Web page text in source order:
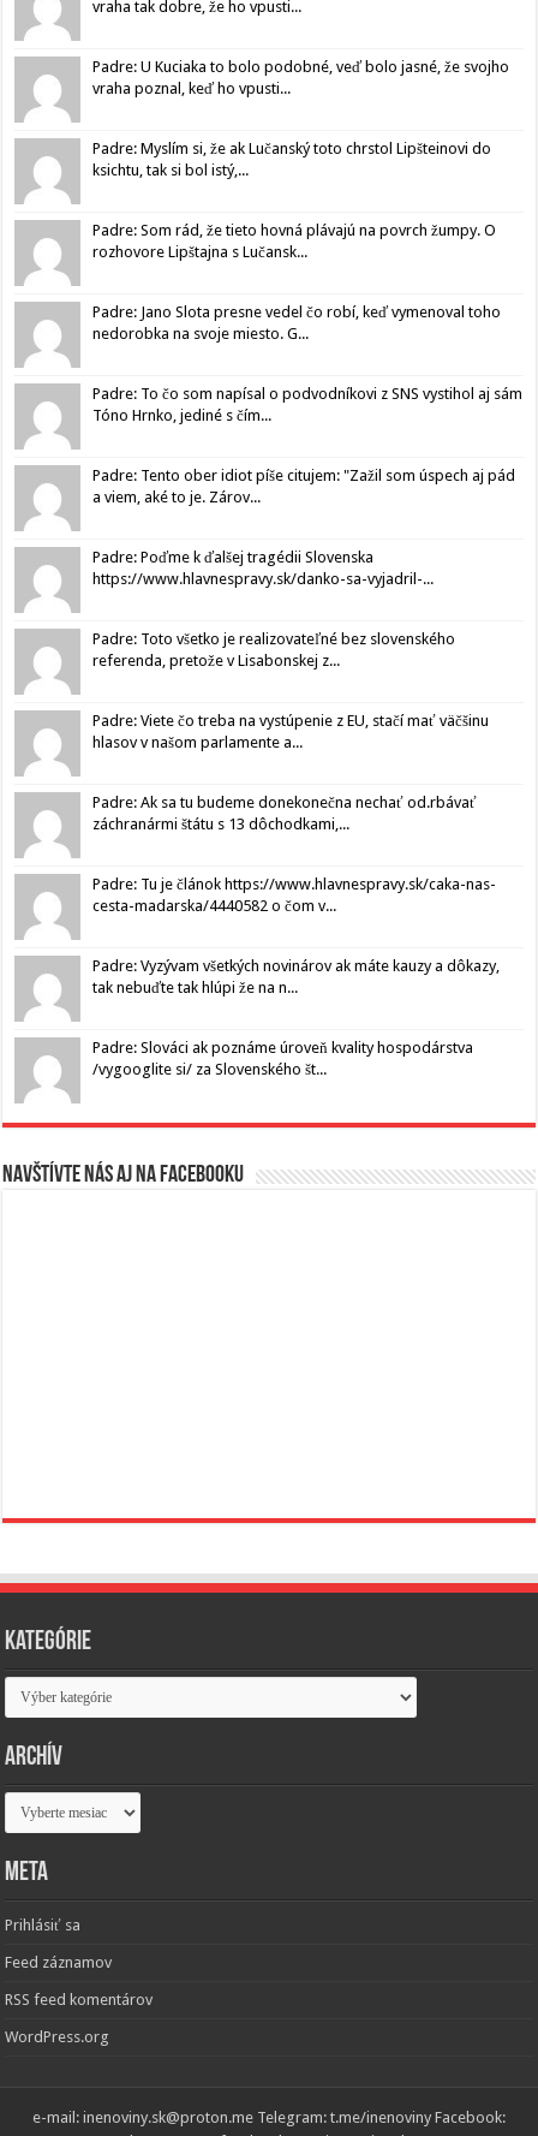
vraha tak dobre, že ho vpusti...
Padre: U Kuciaka to bolo podobné, veď bolo jasné, že svojho
vraha poznal, keď ho vpusti...
Padre: Myslím si, že ak Lučanský toto chrstol Lipšteinovi do
ksichtu, tak si bol istý,...
Padre: Som rád, že tieto hovná plávajú na povrch žumpy. O
rozhovore Lipštajna s Lučansk...
Padre: Jano Slota presne vedel čo robí, keď vymenoval toho
nedorobka na svoje miesto. G...
Padre: To čo som napísal o podvodníkovi z SNS vystihol aj sám
Tóno Hrnko, jediné s čím...
Padre: Tento ober idiot píše citujem: "Zažil som úspech aj pád
a viem, aké to je. Zárov...
Padre: Poďme k ďalšej tragédii Slovenska
https://www.hlavnespravy.sk/danko-sa-vyjadril-...
Padre: Toto všetko je realizovateľné bez slovenského
referenda, pretože v Lisabonskej z...
Padre: Viete čo treba na vystúpenie z EU, stačí mať väčšinu
hlasov v našom parlamente a...
Padre: Ak sa tu budeme donekonečna nechať od.rbávať
záchranármi štátu s 13 dôchodkami,...
Padre: Tu je článok https://www.hlavnespravy.sk/caka-nas-
cesta-madarska/4440582 o čom v...
Padre: Vyzývam všetkých novinárov ak máte kauzy a dôkazy,
tak nebuďte tak hlúpi že na n...
Padre: Slováci ak poznáme úroveň kvality hospodárstva
/vygooglite si/ za Slovenského št...
Navštívte nás aj na Facebooku
Kategórie
Kategórie
Archív
Archív
Meta
Prihlásiť sa
Feed záznamov
RSS feed komentárov
WordPress.org
e-mail: inenoviny.sk@proton.me Telegram: t.me/inenoviny Facebook: